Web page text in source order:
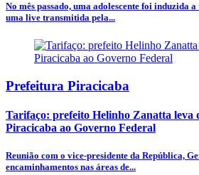
No mês passado, uma adolescente foi
uma live transmitida pela...
Prefeitura Piracicaba
Tarifaço: prefeito Helinho Zanatta leva
Piracicaba ao Governo Federal
Reunião com o vice-presidente da República,
encaminhamentos nas áreas de...